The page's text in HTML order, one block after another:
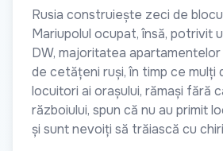
Rusia construiește zeci de
Mariupolul ocupat, însă, potrivit
DW, majoritatea
de cetățeni ruși, în timp ce mulți
locuitori ai orașului, rămași fără
războiului, spun că nu au primit
și sunt nevoiți să trăiască cu